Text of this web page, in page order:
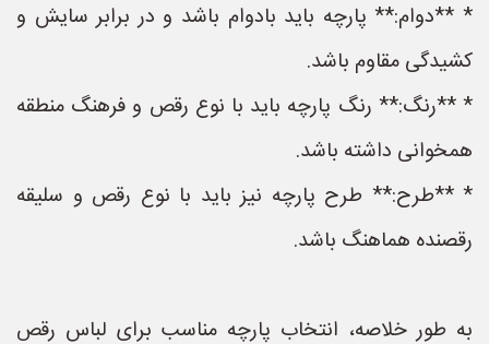
* **دوام:** پارچه باید بادوام باشد و در برابر سایش و
کشیدگی مقاوم باشد.
* **رنگ:** رنگ پارچه باید با نوع رقص و فرهنگ منطقه
همخوانی داشته باشد.
* **طرح:** طرح پارچه نیز باید با نوع رقص و سلیقه
رقصنده هماهنگ باشد.
به طور خلاصه، انتخاب پارچه مناسب برای لباس رقص